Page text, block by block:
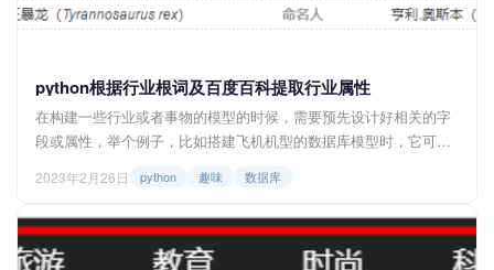
python根据行业根词及百度百科提取行业属性
在构建一些行业或者事物的模型的时候，需要预先设计好相关的字
段或属性，举个例子，比如搭建飞机机型的数据库模型时，它可能
定这些字段时，一般需要对该行业或者这类事物有一定的了解，所
以后面就在构思一种可以通用的、比较快能查询一个行业的常见属
性的方法，后面发现使用一些百科信息的属性来构建这样一个项目
是可行，实施之后也能达到不错的效果...
2023年2月26日 python 趣味 数据库